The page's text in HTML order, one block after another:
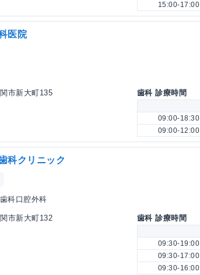
15:00-17:00
医院
市新大町135
歯科 診療時間
09:00-18:30
09:00-12:00
科クリニック
科口腔外科
市新大町132
歯科 診療時間
09:30-19:00
09:30-17:00
09:30-16:00